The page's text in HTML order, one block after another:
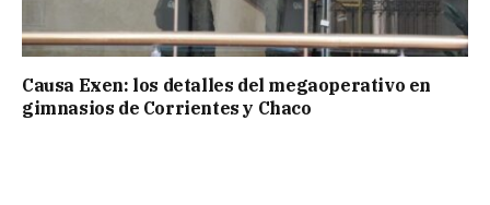
Causa Exen: los detalles del megaoperativo en
gimnasios de Corrientes y Chaco